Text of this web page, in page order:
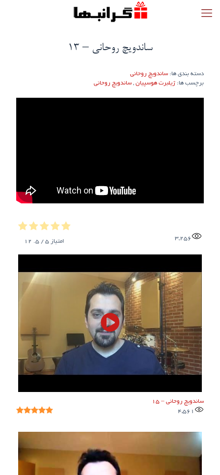
ساندویچ روحانی – ۱۳
دسته بندی ها: ساندویچ روحانی
برچسب ها: ژیلبرت هوسپیان , ساندویچ روحانی
3,256 امتیاز 5
/ 5.
12
ساندویچ روحانی – ۱۵
4,561